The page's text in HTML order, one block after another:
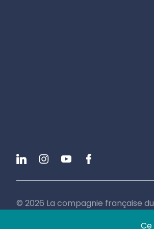
LinkedinInstagramYoutubeFacebook
© 2026 La compagnie française